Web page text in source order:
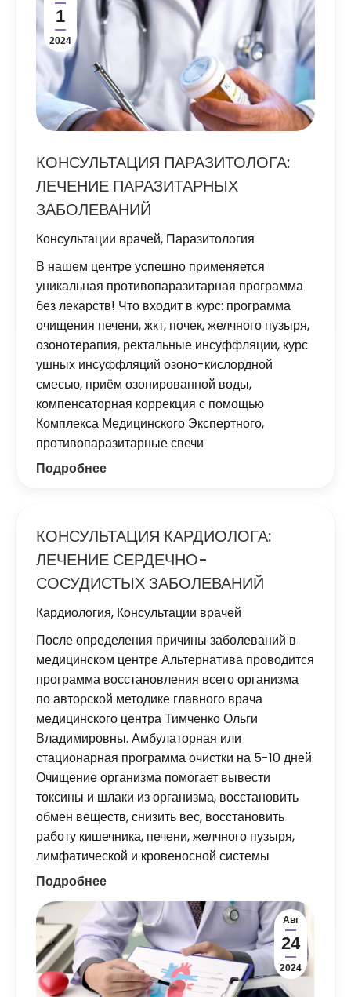
1
2024
КОНСУЛЬТАЦИЯ ПАРАЗИТОЛОГА:
ЛЕЧЕНИЕ ПАРАЗИТАРНЫХ
ЗАБОЛЕВАНИЙ
Консультации врачей, Паразитология
В нашем центре успешно применяется
уникальная противопаразитарная программа
без лекарств! Что входит в курс: программа
очищения печени, жкт, почек, желчного пузыря,
озонотерапия, ректальные инсуффляции, курс
ушных инсуффляций озоно-кислордной
смесью, приём озонированной воды,
компенсаторная коррекция с помощью
Комплекса Медицинского Экспертного,
противопаразитарные свечи
Подробнее
КОНСУЛЬТАЦИЯ КАРДИОЛОГА:
ЛЕЧЕНИЕ СЕРДЕЧНО-
СОСУДИСТЫХ ЗАБОЛЕВАНИЙ
Кардиология, Консультации врачей
После определения причины заболеваний в
медицинском центре Альтернатива проводится
программа восстановления всего организма
по авторской методике главного врача
медицинского центра Тимченко Ольги
Владимировны. Амбулаторная или
стационарная программа очистки на 5-10 дней.
Очищение организма помогает вывести
токсины и шлаки из организма, восстановить
обмен веществ, снизить вес, восстановить
работу кишечника, печени, желчного пузыря,
лимфатической и кровеносной системы
Подробнее
Авг
24
2024